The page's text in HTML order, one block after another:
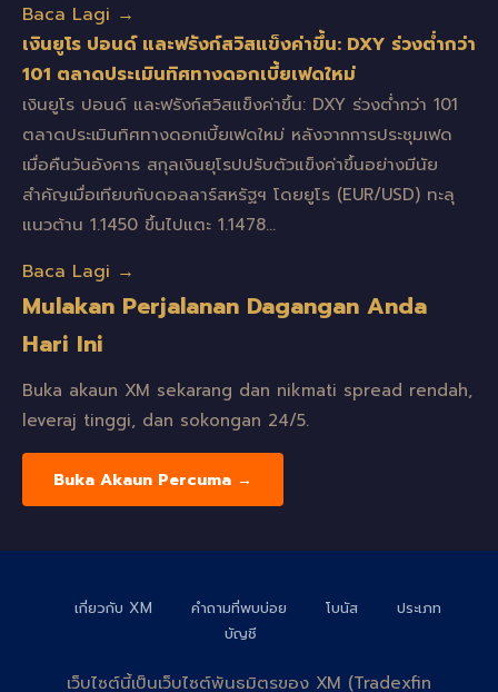
Baca Lagi →
เงินยูโร ปอนด์ และฟรังก์สวิสแข็งค่าขึ้น: DXY ร่วงต่ำกว่า
101 ตลาดประเมินทิศทางดอกเบี้ยเฟดใหม่
เงินยูโร ปอนด์ และฟรังก์สวิสแข็งค่าขึ้น: DXY ร่วงต่ำกว่า 101
ตลาดประเมินทิศทางดอกเบี้ยเฟดใหม่ หลังจากการประชุมเฟด
เมื่อคืนวันอังคาร สกุลเงินยุโรปปรับตัวแข็งค่าขึ้นอย่างมีนัย
สำคัญเมื่อเทียบกับดอลลาร์สหรัฐฯ โดยยูโร (EUR/USD) ทะลุ
แนวต้าน 1.1450 ขึ้นไปแตะ 1.1478…
Baca Lagi →
Mulakan Perjalanan Dagangan Anda
Hari Ini
Buka akaun XM sekarang dan nikmati spread rendah,
leveraj tinggi, dan sokongan 24/5.
Buka Akaun Percuma →
เกี่ยวกับ XM คำถามที่พบบ่อย โบนัส
ประเภท
บัญชี
เว็บไซต์นี้เป็นเว็บไซต์พันธมิตรของ XM (Tradexfin